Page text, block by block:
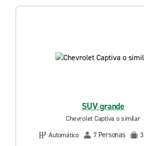
SUV grande
Chevrolet Captiva o similar
Automático
7 Personas 3